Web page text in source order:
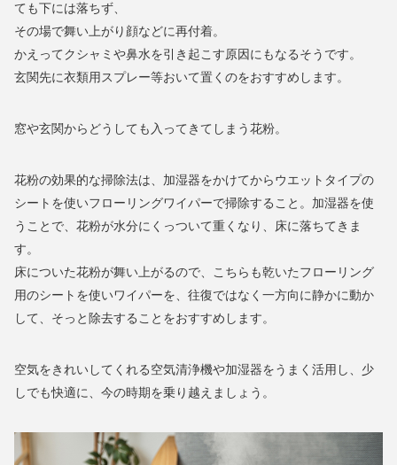
ても下には落ちず、
その場で舞い上がり顔などに再付着。
かえってクシャミや鼻水を引き起こす原因にもなるそうです。
玄関先に衣類用スプレー等おいて置くのをおすすめします。
窓や玄関からどうしても入ってきてしまう花粉。
花粉の効果的な掃除法は、加湿器をかけてからウエットタイプの
シートを使いフローリングワイパーで掃除すること。加湿器を使
うことで、花粉が水分にくっついて重くなり、床に落ちてきま
す。
床についた花粉が舞い上がるので、こちらも乾いたフローリング
用のシートを使いワイパーを、往復ではなく一方向に静かに動か
して、そっと除去することをおすすめします。
空気をきれいしてくれる空気清浄機や加湿器をうまく活用し、少
しでも快適に、今の時期を乗り越えましょう。